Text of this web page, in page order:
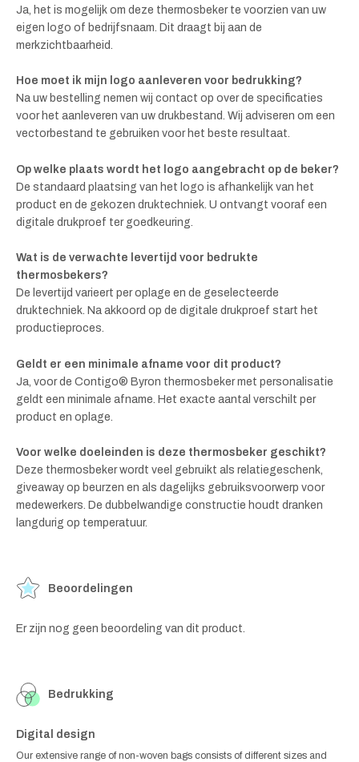
Ja, het is mogelijk om deze thermosbeker te voorzien van uw
eigen logo of bedrijfsnaam. Dit draagt bij aan de
merkzichtbaarheid.
Hoe moet ik mijn logo aanleveren voor bedrukking?
Na uw bestelling nemen wij contact op over de specificaties
voor het aanleveren van uw drukbestand. Wij adviseren om een
vectorbestand te gebruiken voor het beste resultaat.
Op welke plaats wordt het logo aangebracht op de beker?
De standaard plaatsing van het logo is afhankelijk van het
product en de gekozen druktechniek. U ontvangt vooraf een
digitale drukproef ter goedkeuring.
Wat is de verwachte levertijd voor bedrukte
thermosbekers?
De levertijd varieert per oplage en de geselecteerde
druktechniek. Na akkoord op de digitale drukproef start het
productieproces.
Geldt er een minimale afname voor dit product?
Ja, voor de Contigo® Byron thermosbeker met personalisatie
geldt een minimale afname. Het exacte aantal verschilt per
product en oplage.
Voor welke doeleinden is deze thermosbeker geschikt?
Deze thermosbeker wordt veel gebruikt als relatiegeschenk,
giveaway op beurzen en als dagelijks gebruiksvoorwerp voor
medewerkers. De dubbelwandige constructie houdt dranken
langdurig op temperatuur.
Beoordelingen
Er zijn nog geen beoordeling van dit product.
Bedrukking
Digital design
Our extensive range of non-woven bags consists of different sizes and